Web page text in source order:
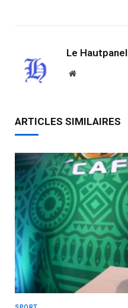
Le Hautpanel
Website
ARTICLES SIMILAIRES